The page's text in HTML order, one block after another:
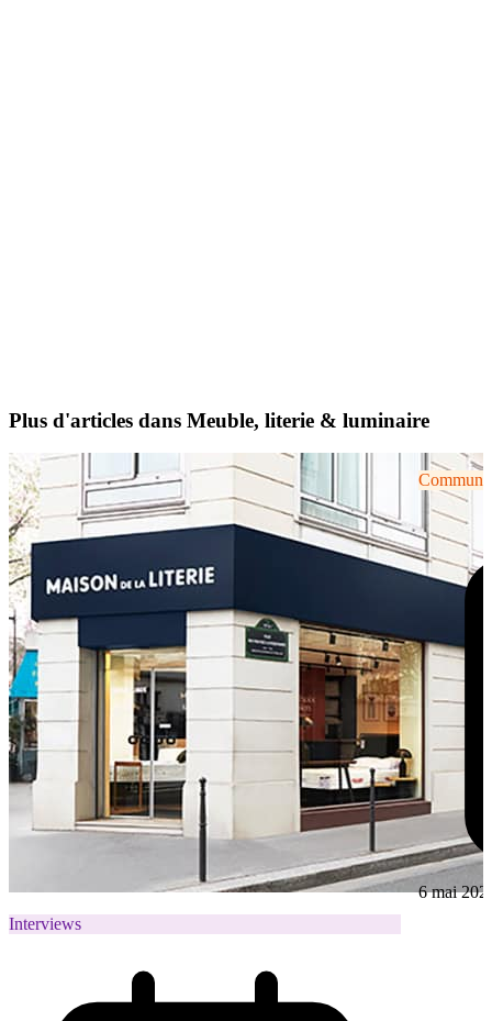
Plus d'articles dans Meuble, literie & luminaire
Interviews
6 mai